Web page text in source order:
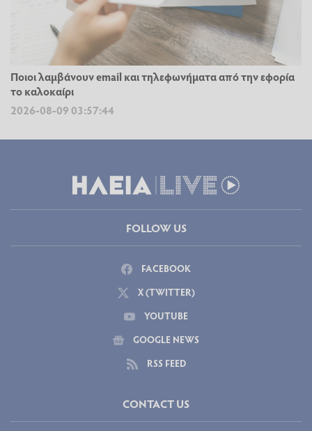
Ποιοι λαμβάνουν email και τηλεφωνήματα από την εφορία
το καλοκαίρι
2026-08-09 03:57:44
FOLLOW US
FACEBOOK
X (TWITTER)
YOUTUBE
GOOGLE NEWS
RSS FEED
CONTACT US